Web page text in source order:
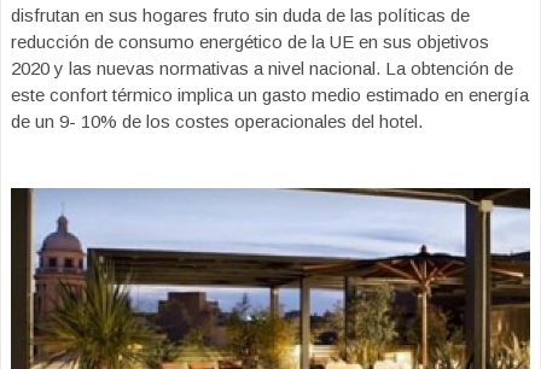
disfrutan en sus hogares fruto sin duda de las políticas de
reducción de consumo energético de la UE en sus objetivos
2020 y las nuevas normativas a nivel nacional. La obtención de
este confort térmico implica un gasto medio estimado en energía
de un 9- 10% de los costes operacionales del hotel.